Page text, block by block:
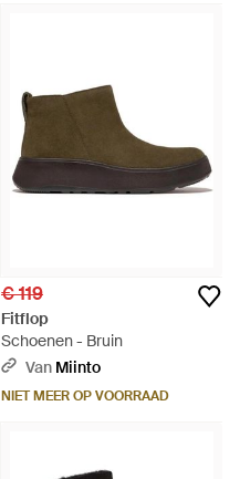
€ 119
Fitflop
Schoenen - Bruin
Van Miinto
NIET MEER OP VOORRAAD